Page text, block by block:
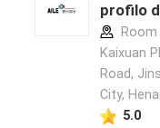
profilo
Room
Kaixuan
Road,
City,
5.0